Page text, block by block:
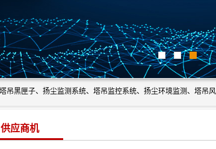
供应商机